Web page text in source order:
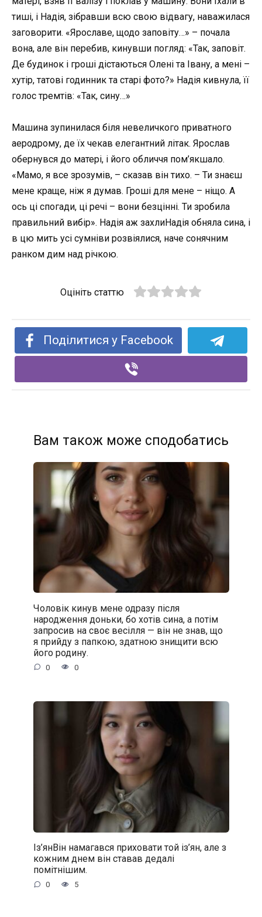
тиші, і Надія, зібравши всю свою відвагу, наважилася
заговорити. «Ярославе, щодо заповіту…» – почала
вона, але він перебив, кинувши погляд: «Так, заповіт.
Де будинок і гроші дістаються Олені та Івану, а мені –
хутір, татові годинник та старі фото?» Надія кивнула, її
голос тремтів: «Так, сину…»
Машина зупинилася біля невеличкого приватного
аеродрому, де їх чекав елегантний літак. Ярослав
обернувся до матері, і його обличчя пом’якшало.
«Мамо, я все зрозумів, – сказав він тихо. – Ти знаєш
мене краще, ніж я думав. Гроші для мене – ніщо. А
ось ці спогади, ці речі – вони безцінні. Ти зробила
правильний вибір». Надія аж захлиНадія обняла сина, і
в цю мить усі сумніви розвіялися, наче сонячним
ранком дим над річкою.
Оцініть статтю
Поділитися у Facebook
Вам також може сподобатись
Чоловік кинув мене одразу після
народження доньки, бо хотів сина, а потім
запросив на своє весілля — він не знав, що
я прийду з папкою, здатною знищити всю
його родину.
0 0
Із’янВін намагався приховати той із’ян, але з
кожним днем він ставав дедалі
помітнішим.
0 5